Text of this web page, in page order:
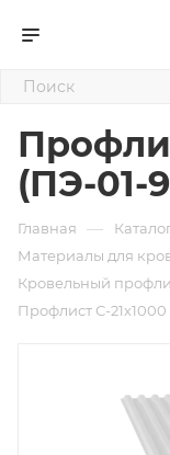
(ПЭ-01-
Главная —
Материалы для
Кровельный
Профлист С-